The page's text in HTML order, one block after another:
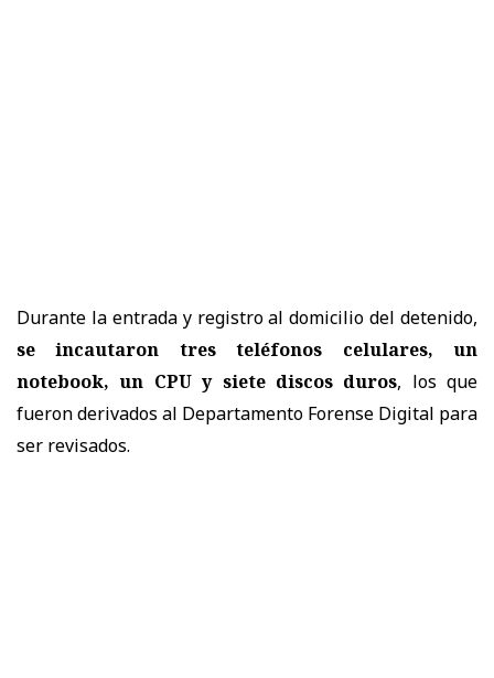
Durante la entrada y registro al domicilio del detenido,
se incautaron tres teléfonos celulares, un
notebook, un CPU y siete discos duros, los que
fueron derivados al Departamento Forense Digital para
ser revisados.